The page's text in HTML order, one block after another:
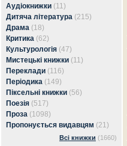
Аудіокнижки (11)
Дитяча література (215)
Драма (18)
Критика (62)
Культурологія (47)
Мистецькі книжки (11)
Переклади (116)
Періодика (149)
Піксельні книжки (56)
Поезія (517)
Проза (1098)
Пропонується видавцям (21)
Всі книжки (1660)